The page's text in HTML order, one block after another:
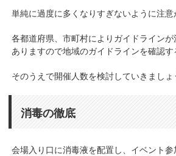
単純に過度に多くなりすぎないように注意
各都道府県、市町村によりガイドライン
ありますので地域のガイドラインを確認
そのうえで開催人数を検討していきましょ
消毒の徹底
会場入り口に消毒液を配置し、イベント